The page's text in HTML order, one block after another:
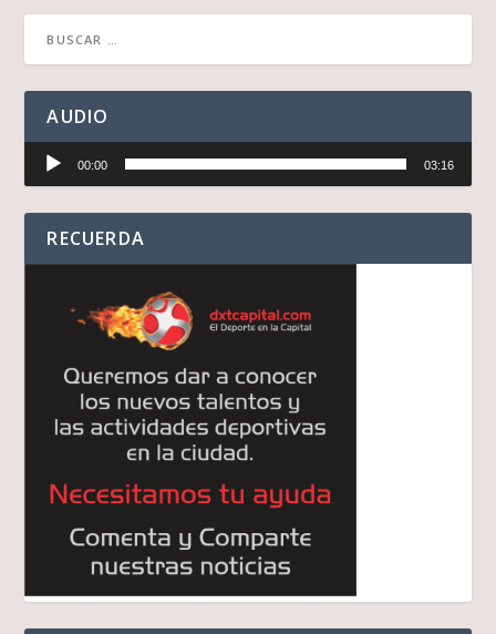
AUDIO
Reproductor
audio
00:00 03:16
RECUERDA